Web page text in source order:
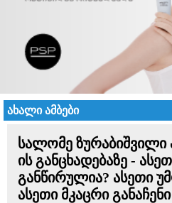
ახალი ამბები
სალომე
ის განცხადებაზე -
განწირულია? ასეთი
ასეთი მკაცრი